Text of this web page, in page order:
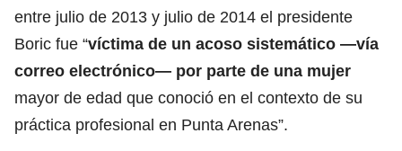
entre julio de 2013 y julio de 2014 el presidente
Boric fue “víctima de un acoso sistemático —vía
correo electrónico— por parte de una mujer
mayor de edad que conoció en el contexto de su
práctica profesional en Punta Arenas”.